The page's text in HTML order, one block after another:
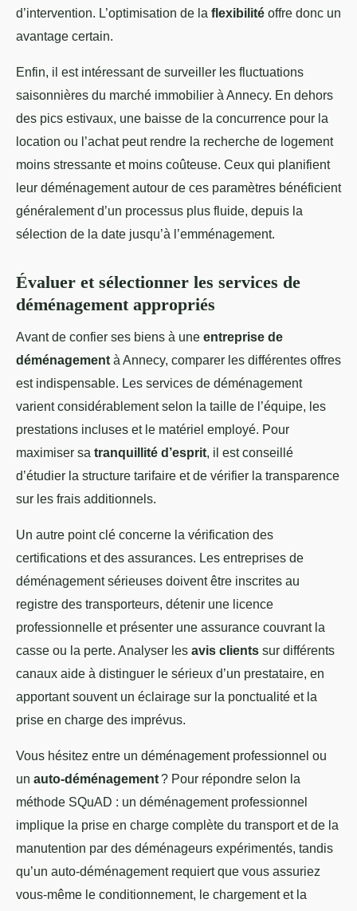
d’intervention. L’optimisation de la flexibilité offre donc un
avantage certain.
Enfin, il est intéressant de surveiller les fluctuations
saisonnières du marché immobilier à Annecy. En dehors
des pics estivaux, une baisse de la concurrence pour la
location ou l’achat peut rendre la recherche de logement
moins stressante et moins coûteuse. Ceux qui planifient
leur déménagement autour de ces paramètres bénéficient
généralement d’un processus plus fluide, depuis la
sélection de la date jusqu’à l’emménagement.
Évaluer et sélectionner les services de
déménagement appropriés
Avant de confier ses biens à une entreprise de
déménagement à Annecy, comparer les différentes offres
est indispensable. Les services de déménagement
varient considérablement selon la taille de l’équipe, les
prestations incluses et le matériel employé. Pour
maximiser sa tranquillité d’esprit, il est conseillé
d’étudier la structure tarifaire et de vérifier la transparence
sur les frais additionnels.
Un autre point clé concerne la vérification des
certifications et des assurances. Les entreprises de
déménagement sérieuses doivent être inscrites au
registre des transporteurs, détenir une licence
professionnelle et présenter une assurance couvrant la
casse ou la perte. Analyser les avis clients sur différents
canaux aide à distinguer le sérieux d’un prestataire, en
apportant souvent un éclairage sur la ponctualité et la
prise en charge des imprévus.
Vous hésitez entre un déménagement professionnel ou
un auto-déménagement? Pour répondre selon la
méthode SQuAD : un déménagement professionnel
implique la prise en charge complète du transport et de la
manutention par des déménageurs expérimentés, tandis
qu’un auto-déménagement requiert que vous assuriez
vous-même le conditionnement, le chargement et la